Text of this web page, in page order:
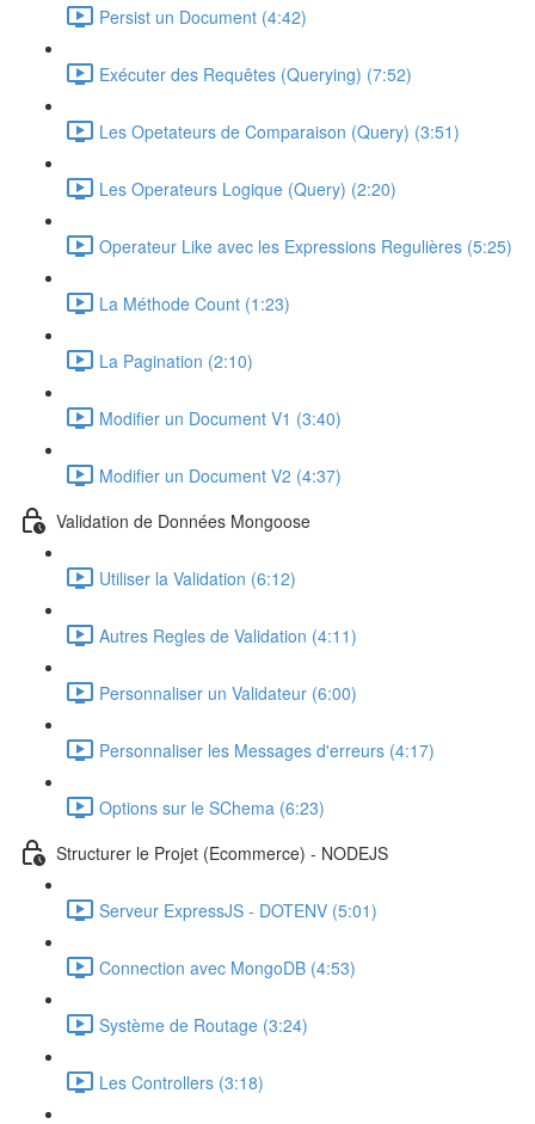
Persist un Document (4:42)
Exécuter des Requêtes (Querying) (7:52)
Les Opetateurs de Comparaison (Query) (3:51)
Les Operateurs Logique (Query) (2:20)
Operateur Like avec les Expressions Regulières (5:25)
La Méthode Count (1:23)
La Pagination (2:10)
Modifier un Document V1 (3:40)
Modifier un Document V2 (4:37)
Validation de Données Mongoose
Utiliser la Validation (6:12)
Autres Regles de Validation (4:11)
Personnaliser un Validateur (6:00)
Personnaliser les Messages d'erreurs (4:17)
Options sur le SChema (6:23)
Structurer le Projet (Ecommerce) - NODEJS
Serveur ExpressJS - DOTENV (5:01)
Connection avec MongoDB (4:53)
Système de Routage (3:24)
Les Controllers (3:18)